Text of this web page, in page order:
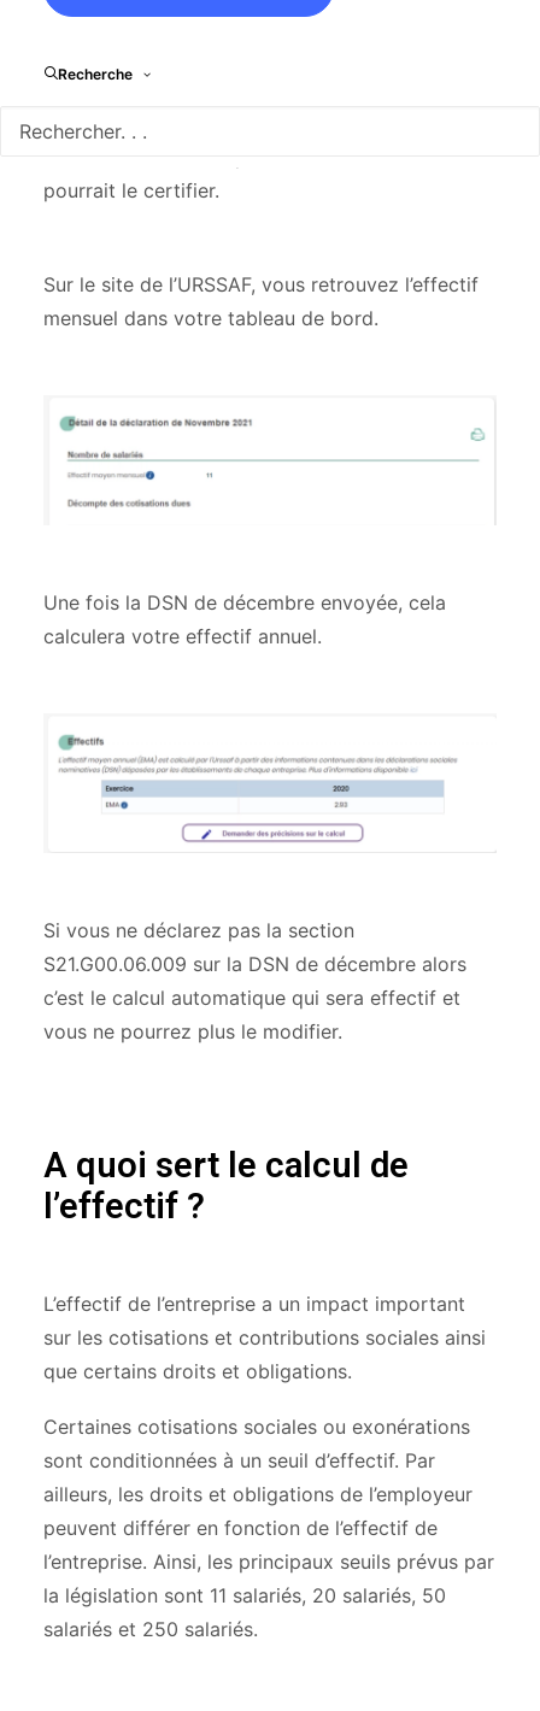
Recherche
vraiment déclaré la situation de nos salariés
pourrait le certifier.
Sur le site de l’URSSAF, vous retrouvez l’effectif
mensuel dans votre tableau de bord.
Une fois la DSN de décembre envoyée, cela
calculera votre effectif annuel.
Si vous ne déclarez pas la section
S21.G00.06.009 sur la DSN de décembre alors
c’est le calcul automatique qui sera effectif et
vous ne pourrez plus le modifier.
A quoi sert le calcul de
l’effectif ?
L’effectif de l’entreprise a un impact important
sur les cotisations et contributions sociales ainsi
que certains droits et obligations.
Certaines cotisations sociales ou exonérations
sont conditionnées à un seuil d’effectif. Par
ailleurs, les droits et obligations de l’employeur
peuvent différer en fonction de l’effectif de
l’entreprise. Ainsi, les principaux seuils prévus par
la législation sont 11 salariés, 20 salariés, 50
salariés et 250 salariés.